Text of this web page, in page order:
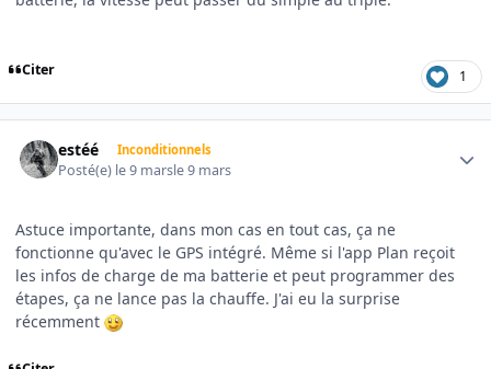
Citer 1
estéé Inconditionnels
Posté(e) le 9 marsle 9 mars
Astuce importante, dans mon cas en tout cas, ça ne
fonctionne qu'avec le GPS intégré. Même si l'app Plan reçoit
les infos de charge de ma batterie et peut programmer des
étapes, ça ne lance pas la chauffe. J'ai eu la surprise
récemment